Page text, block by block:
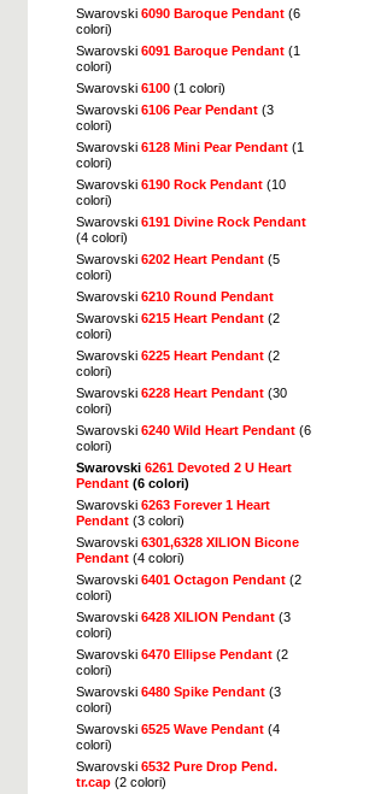
Swarovski 6090 Baroque Pendant (6
colori)
Swarovski 6091 Baroque Pendant (1
colori)
Swarovski 6100 (1 colori)
Swarovski 6106 Pear Pendant (3
colori)
Swarovski 6128 Mini Pear Pendant (1
colori)
Swarovski 6190 Rock Pendant (10
colori)
Swarovski 6191 Divine Rock Pendant
(4 colori)
Swarovski 6202 Heart Pendant (5
colori)
Swarovski 6210 Round Pendant
Swarovski 6215 Heart Pendant (2
colori)
Swarovski 6225 Heart Pendant (2
colori)
Swarovski 6228 Heart Pendant (30
colori)
Swarovski 6240 Wild Heart Pendant (6
colori)
Swarovski 6261 Devoted 2 U Heart
Pendant (6 colori)
Swarovski 6263 Forever 1 Heart
Pendant (3 colori)
Swarovski 6301,6328 XILION Bicone
Pendant (4 colori)
Swarovski 6401 Octagon Pendant (2
colori)
Swarovski 6428 XILION Pendant (3
colori)
Swarovski 6470 Ellipse Pendant (2
colori)
Swarovski 6480 Spike Pendant (3
colori)
Swarovski 6525 Wave Pendant (4
colori)
Swarovski 6532 Pure Drop Pend.
tr.cap (2 colori)